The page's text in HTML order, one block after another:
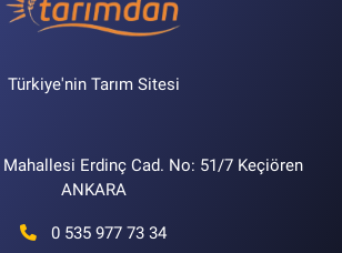
Türkiye'nin Tarım Sitesi
Erdinç Cad. No: 51/7 Keçiören
ANKARA
0 535 977 73 34